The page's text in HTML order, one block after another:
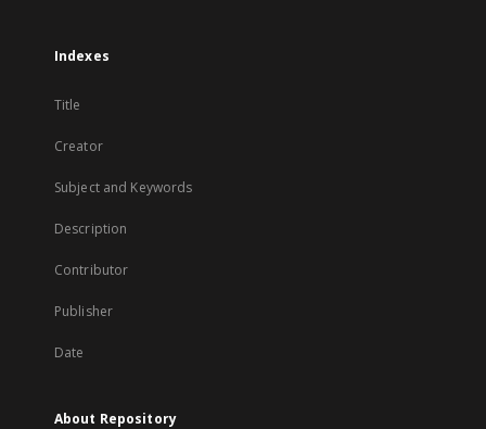
Indexes
Title
Creator
Subject and Keywords
Description
Contributor
Publisher
Date
About Repository